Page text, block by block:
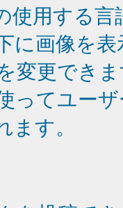
使用する
に画像を
変更でき
ってユー
ます。